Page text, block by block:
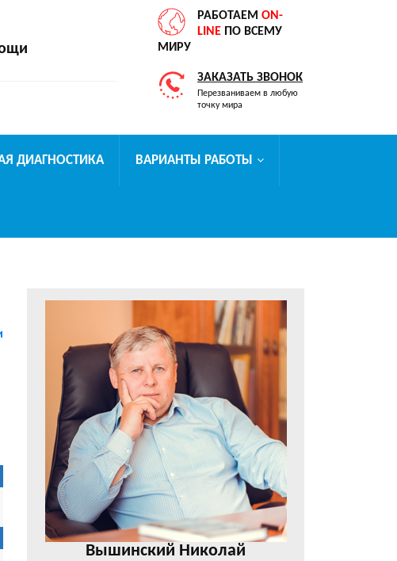
РАБОТАЕМ ON-
LINE ПО ВСЕМУ
МИРУ
ЗАКАЗАТЬ ЗВОНОК
Перезваниваем в любую
точку мира
ДИАГНОСТИКА ВАРИАНТЫ РАБОТЫ
Вышинский Николай